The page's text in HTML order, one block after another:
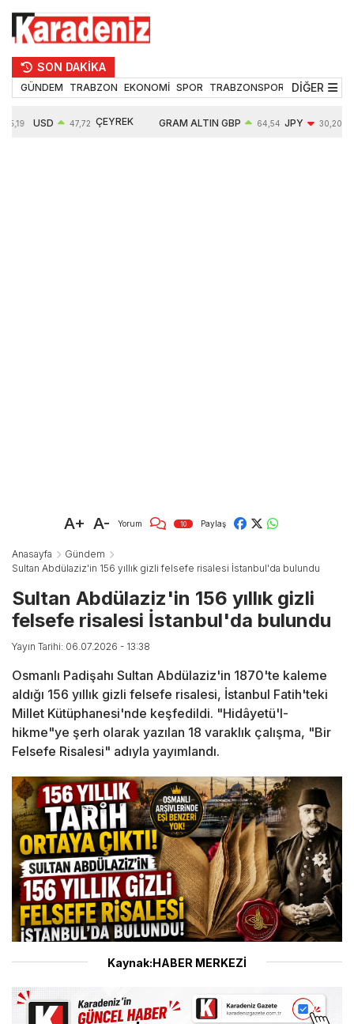
SON DAKİKA
GÜNDEM TRABZON EKONOMİ SPOR TRABZONSPOR TEKNOLOJİ
DİĞER
USD 47,72 ÇEYREK GRAM ALTIN GBP 64,54 JPY 30,20
A+ A- Yorum 10 Paylaş
Anasayfa
Gündem
Sultan Abdülaziz'in 156 yıllık gizli felsefe risalesi İstanbul'da bulundu
Sultan Abdülaziz'in 156 yıllık gizli
felsefe risalesi İstanbul'da bulundu
Yayın Tarihi: 06.07.2026 - 13:38
Osmanlı Padişahı Sultan Abdülaziz'in 1870'te kaleme
aldığı 156 yıllık gizli felsefe risalesi, İstanbul Fatih'teki
Millet Kütüphanesi'nde keşfedildi. "Hidâyetü'l-
hikme"ye şerh olarak yazılan 18 varaklık çalışma, "Bir
Felsefe Risalesi" adıyla yayımlandı.
Kaynak:HABER MERKEZİ